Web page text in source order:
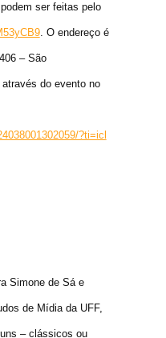
ser feitas pelo
. O endereço é
– São
do evento no
?ti=icl
Simone de Sá e
de Mídia da UFF,
– clássicos ou